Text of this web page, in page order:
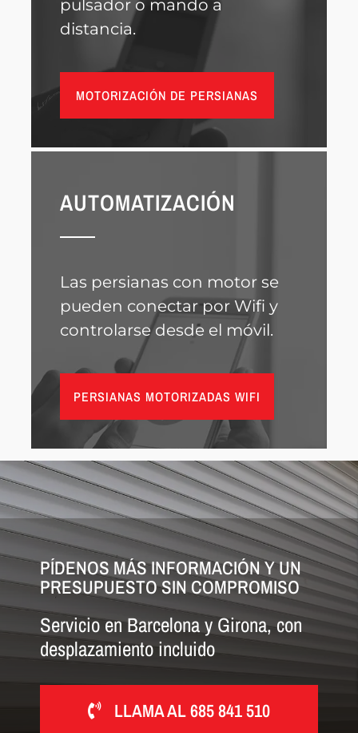
pulsador o mando a
distancia.
MOTORIZACIÓN DE PERSIANAS
AUTOMATIZACIÓN
Las persianas con motor se
pueden conectar por Wifi y
controlarse desde el móvil.
PERSIANAS MOTORIZADAS WIFI
PÍDENOS MÁS INFORMACIÓN Y UN
PRESUPUESTO SIN COMPROMISO
Servicio en Barcelona y Girona, con
desplazamiento incluido
LLAMA AL 685 841 510